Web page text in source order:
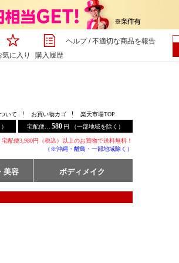
気に入り 購入履歴
ヘルプ/不適切な商品を報告